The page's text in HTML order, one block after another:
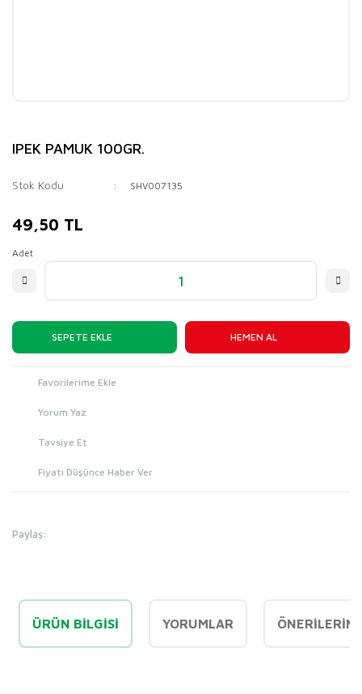
IPEK PAMUK 100GR.
Stok Kodu SHV007135
49,50 TL
Adet
SEPETE EKLE HEMEN AL
Yorum Yaz
Tavsiye Et
Fiyatı Düşünce Haber Ver
Paylaş:
ÜRÜN BILGISI YORUMLAR